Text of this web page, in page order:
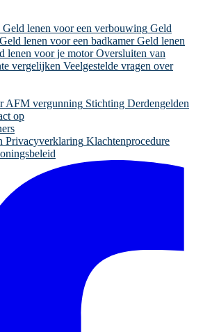
Geld lenen voor een verbouwing Geld
Geld lenen voor een badkamer Geld lenen
lenen voor je motor Oversluiten van
vergelijken Veelgestelde vragen over
AFM vergunning Stichting Derdengelden
op
Privacyverklaring Klachtenprocedure